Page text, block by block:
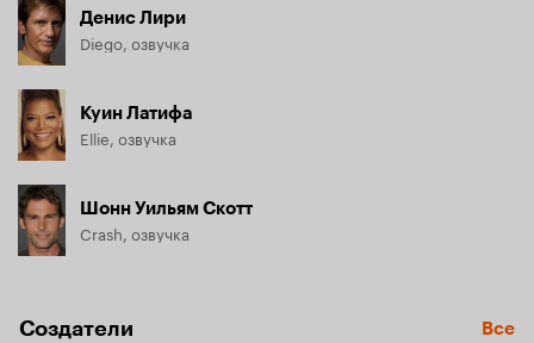
Денис Лири
Diego, озвучка
Куин Латифа
Ellie, озвучка
Шонн Уильям Скотт
Crash, озвучка
Создатели Все